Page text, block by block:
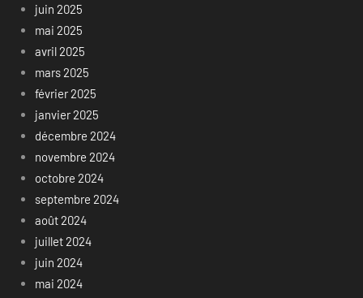
juin 2025
mai 2025
avril 2025
mars 2025
février 2025
janvier 2025
décembre 2024
novembre 2024
octobre 2024
septembre 2024
août 2024
juillet 2024
juin 2024
mai 2024